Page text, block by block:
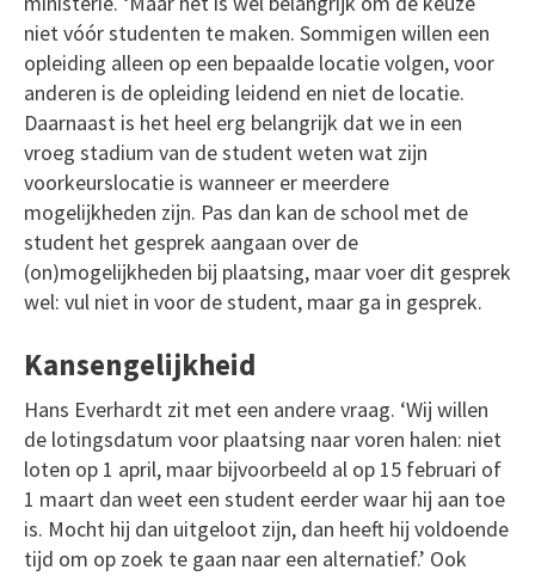
niet vóór studenten te maken. Sommigen willen een
opleiding alleen op een bepaalde locatie volgen, voor
anderen is de opleiding leidend en niet de locatie.
Daarnaast is het heel erg belangrijk dat we in een
vroeg stadium van de student weten wat zijn
voorkeurslocatie is wanneer er meerdere
mogelijkheden zijn. Pas dan kan de school met de
student het gesprek aangaan over de
(on)mogelijkheden bij plaatsing, maar voer dit gesprek
wel: vul niet in voor de student, maar ga in gesprek.
Kansengelijkheid
Hans Everhardt zit met een andere vraag. ‘Wij willen
de lotingsdatum voor plaatsing naar voren halen: niet
loten op 1 april, maar bijvoorbeeld al op 15 februari of
1 maart dan weet een student eerder waar hij aan toe
is. Mocht hij dan uitgeloot zijn, dan heeft hij voldoende
tijd om op zoek te gaan naar een alternatief.’ Ook